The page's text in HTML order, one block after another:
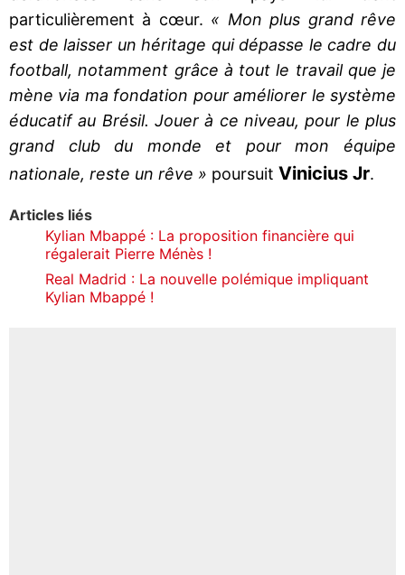
particulièrement à cœur. « Mon plus grand rêve
est de laisser un héritage qui dépasse le cadre du
football, notamment grâce à tout le travail que je
mène via ma fondation pour améliorer le système
éducatif au Brésil. Jouer à ce niveau, pour le plus
grand club du monde et pour mon équipe
nationale, reste un rêve » poursuit Vinicius Jr.
Articles liés
Kylian Mbappé : La proposition financière qui
régalerait Pierre Ménès !
Real Madrid : La nouvelle polémique impliquant
Kylian Mbappé !